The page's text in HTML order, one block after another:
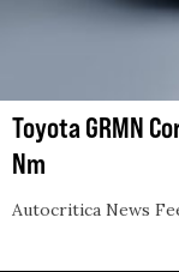
Toyota GRMN
Nm
Autocritica News